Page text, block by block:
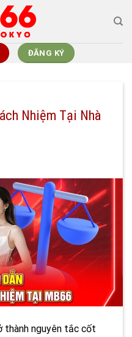
ĐĂNG KÝ
Nhiệm Tại Nhà
thành nguyên tắc cốt